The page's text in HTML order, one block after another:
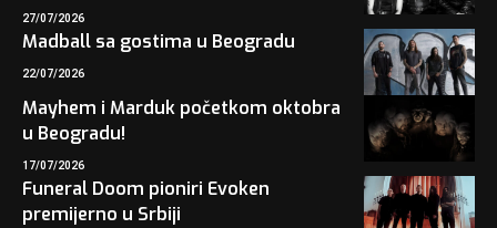
27/07/2026
Madball sa gostima u Beogradu
22/07/2026
Mayhem i Marduk početkom oktobra
u Beogradu!
17/07/2026
Funeral Doom pioniri Evoken
premijerno u Srbiji